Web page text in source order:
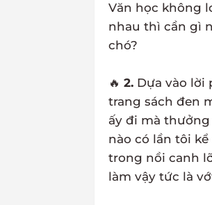
Văn học không
nhau thì cần gì
chó?
🔥 2.Dựa vào lời
trang sách đen
ấy đi mà
nào có lần tôi
trong nồi canh
làm vậy tức là